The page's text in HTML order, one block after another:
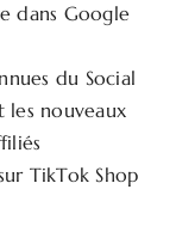
dans Google
du Social
les nouveaux
TikTok Shop